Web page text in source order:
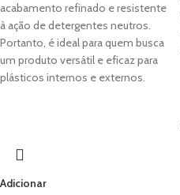
acabamento refinado e resistente
à ação de detergentes neutros.
Portanto, é ideal para quem busca
um produto versátil e eficaz para
plásticos internos e externos.
Adicionar